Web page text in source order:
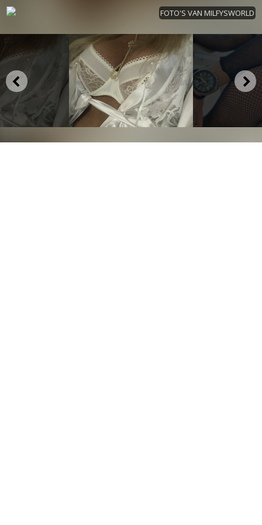
FOTO'S VAN MILFYSWORLD